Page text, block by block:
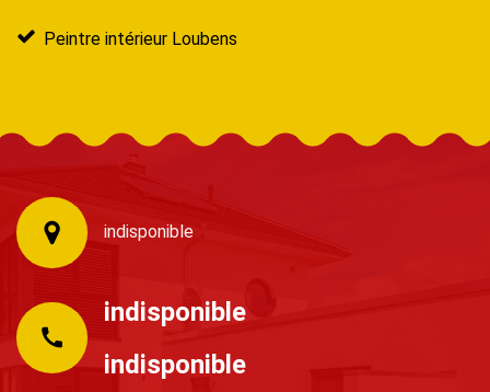
Peintre intérieur Loubens
indisponible
indisponible
indisponible